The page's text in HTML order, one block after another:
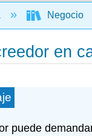
global
Negocio
en
puede